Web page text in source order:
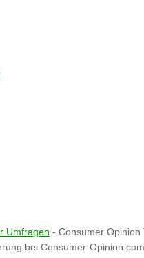
Umfragen - Consumer Opinion
bei Consumer-Opinion.com